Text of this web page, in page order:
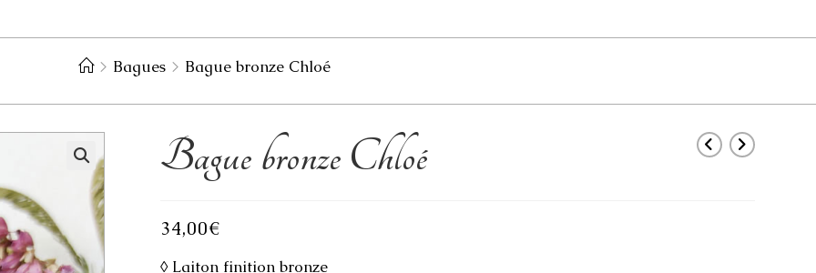
> Bagues > Bague bronze Chloé
Bague bronze Chloé
34,00€
◊ Laiton finition bronze